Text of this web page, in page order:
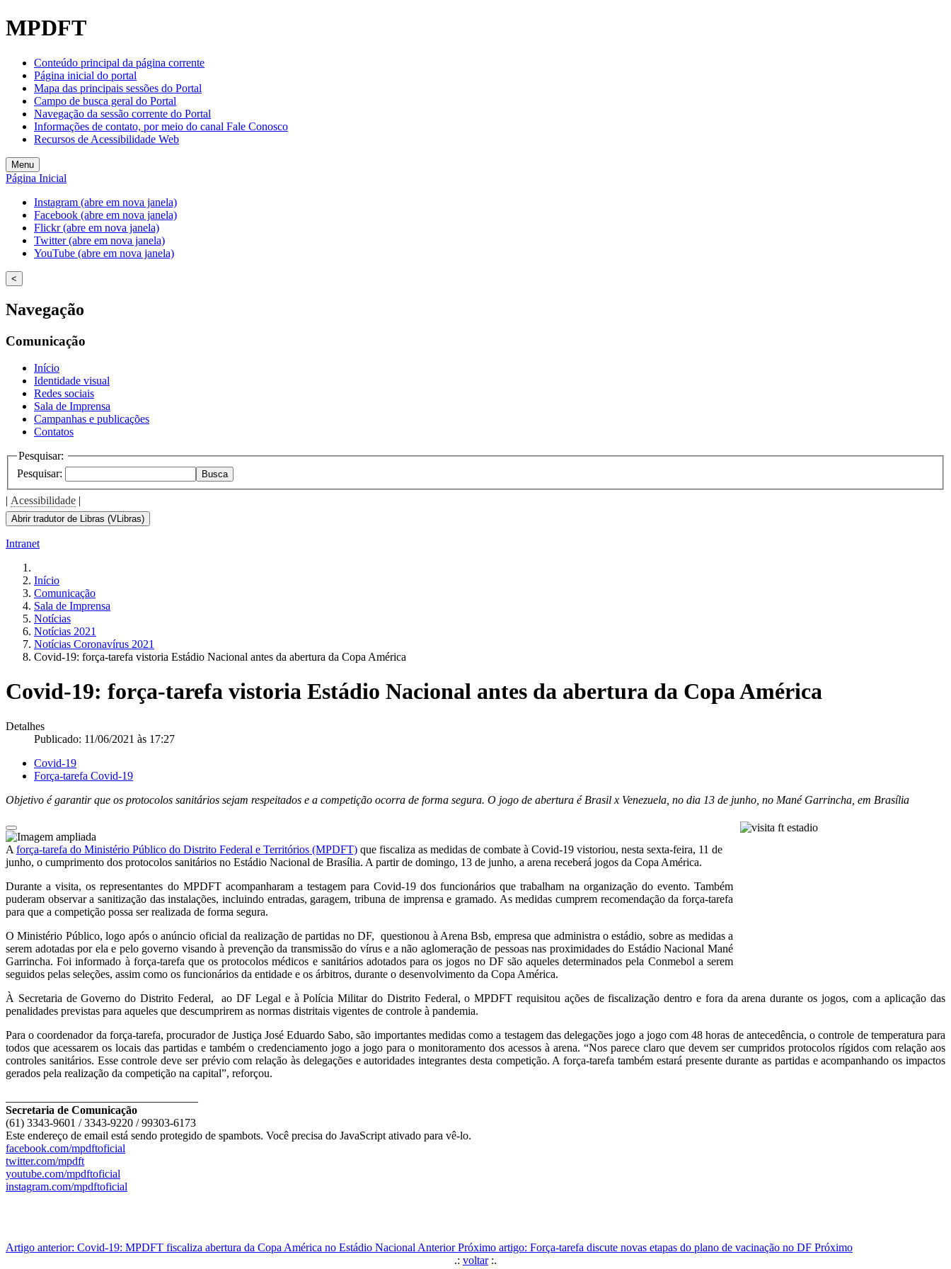
MPDFT
Conteúdo principal da página corrente
Página inicial do portal
Mapa das principais sessões do Portal
Campo de busca geral do Portal
Navegação da sessão corrente do Portal
Informações de contato, por meio do canal Fale Conosco
Recursos de Acessibilidade Web
Menu
Página Inicial
Instagram (abre em nova janela)
Facebook (abre em nova janela)
Flickr (abre em nova janela)
Twitter (abre em nova janela)
YouTube (abre em nova janela)
<
Navegação
Comunicação
Início
Identidade visual
Redes sociais
Sala de Imprensa
Campanhas e publicações
Contatos
Pesquisar:
Pesquisar:
Busca
| Acessibilidade |
Abrir tradutor de Libras (VLibras)
Intranet
Início
Comunicação
Sala de Imprensa
Notícias
Notícias 2021
Notícias Coronavírus 2021
Covid-19: força-tarefa vistoria Estádio Nacional antes da abertura da Copa América
Covid-19: força-tarefa vistoria Estádio Nacional antes da abertura da Copa América
Detalhes
Publicado: 11/06/2021 às 17:27
Covid-19
Força-tarefa Covid-19
Objetivo é garantir que os protocolos sanitários sejam respeitados e a competição ocorra de forma segura. O jogo de abertura é Brasil x Venezuela, no dia 13 de junho, no Mané Garrincha, em Brasília
A força-tarefa do Ministério Público do Distrito Federal e Territórios (MPDFT) que fiscaliza as medidas de combate à Covid-19 vistoriou, nesta sexta-feira, 11 de
junho, o cumprimento dos protocolos sanitários no Estádio Nacional de Brasília. A partir de domingo, 13 de junho, a arena receberá jogos da Copa América.
Durante a visita, os representantes do MPDFT acompanharam a testagem para Covid-19 dos funcionários que trabalham na organização do evento. Também
puderam observar a sanitização das instalações, incluindo entradas, garagem, tribuna de imprensa e gramado. As medidas cumprem recomendação da força-tarefa
para que a competição possa ser realizada de forma segura.
O Ministério Público, logo após o anúncio oficial da realização de partidas no DF, questionou à Arena Bsb, empresa que administra o estádio, sobre as medidas a
serem adotadas por ela e pelo governo visando à prevenção da transmissão do vírus e a não aglomeração de pessoas nas proximidades do Estádio Nacional Mané
Garrincha. Foi informado à força-tarefa que os protocolos médicos e sanitários adotados para os jogos no DF são aqueles determinados pela Conmebol a serem
seguidos pelas seleções, assim como os funcionários da entidade e os árbitros, durante o desenvolvimento da Copa América.
À Secretaria de Governo do Distrito Federal, ao DF Legal e à Polícia Militar do Distrito Federal, o MPDFT requisitou ações de fiscalização dentro e fora da arena durante os jogos, com a aplicação das
penalidades previstas para aqueles que descumprirem as normas distritais vigentes de controle à pandemia.
Para o coordenador da força-tarefa, procurador de Justiça José Eduardo Sabo, são importantes medidas como a testagem das delegações jogo a jogo com 48 horas de antecedência, o controle de temperatura para
todos que acessarem os locais das partidas e também o credenciamento jogo a jogo para o monitoramento dos acessos à arena. “Nos parece claro que devem ser cumpridos protocolos rígidos com relação aos
controles sanitários. Esse controle deve ser prévio com relação às delegações e autoridades integrantes desta competição. A força-tarefa também estará presente durante as partidas e acompanhando os impactos
gerados pela realização da competição na capital”, reforçou.
Secretaria de Comunicação
(61) 3343-9601 / 3343-9220 / 99303-6173
Este endereço de email está sendo protegido de spambots. Você precisa do JavaScript ativado para vê-lo.
facebook.com/mpdftoficial
twitter.com/mpdft
youtube.com/mpdftoficial
instagram.com/mpdftoficial
Artigo anterior: Covid-19: MPDFT fiscaliza abertura da Copa América no Estádio Nacional Anterior Próximo artigo: Força-tarefa discute novas etapas do plano de vacinação no DF Próximo
.: voltar:.